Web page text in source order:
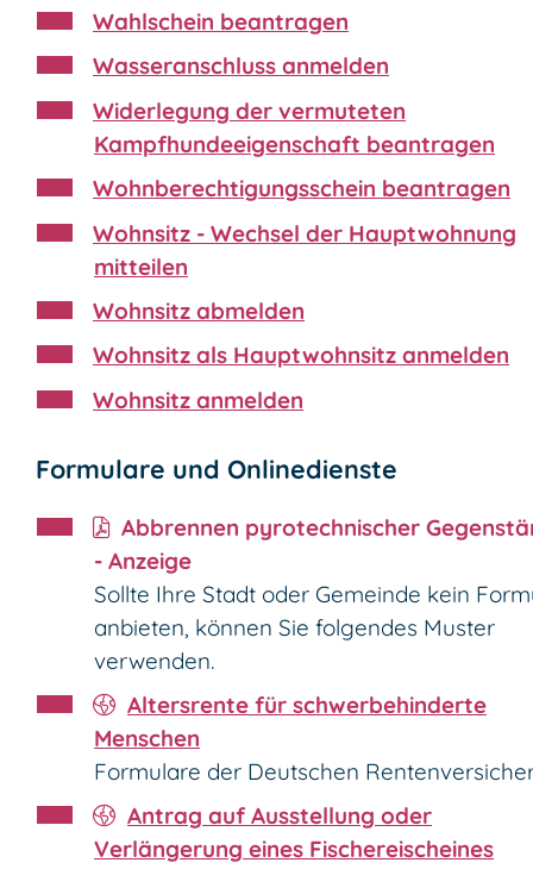
Wahlschein beantragen
Wasseranschluss anmelden
Widerlegung der vermuteten
Kampfhundeeigenschaft beantragen
Wohnberechtigungsschein beantragen
Wohnsitz - Wechsel der Hauptwohnung
mitteilen
Wohnsitz abmelden
Wohnsitz als Hauptwohnsitz anmelden
Wohnsitz anmelden
Formulare und Onlinedienste
Abbrennen pyrotechnischer
- Anzeige
Sollte Ihre Stadt oder Gemeinde kein
anbieten, können Sie folgendes Muster
verwenden.
Altersrente für schwerbehinderte
Menschen
Formulare der Deutschen
Antrag auf Ausstellung oder
Verlängerung eines Fischereischeines